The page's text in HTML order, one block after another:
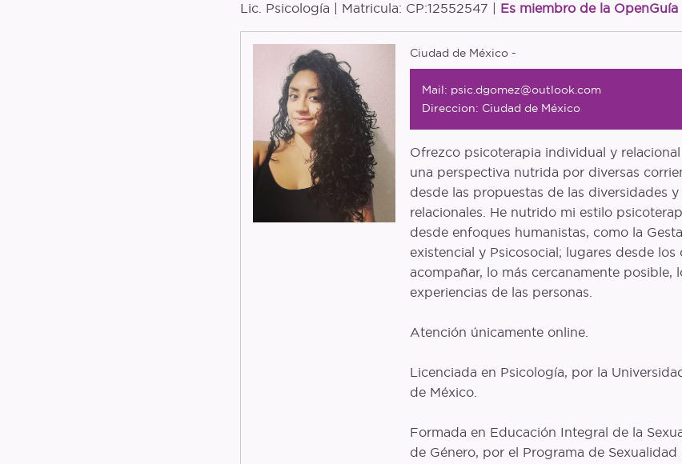
Lic. Psicología | Matricula: CP:12552547 | Es miembro de la OpenGuía
Ciudad de México -
Mail: psic.dgomez@outlook.com
Direccion: Ciudad de México
Ofrezco psicoterapia individual y
una perspectiva nutrida por diversas
desde las propuestas de las diversidades
relacionales. He nutrido mi estilo
desde enfoques humanistas, como la
existencial y Psicosocial; lugares desde los
acompañar, lo más cercanamente posible,
experiencias de las personas.
Atención únicamente online.
Licenciada en Psicología, por la
de México.
Formada en Educación Integral de la
de Género, por el Programa de Sexualidad